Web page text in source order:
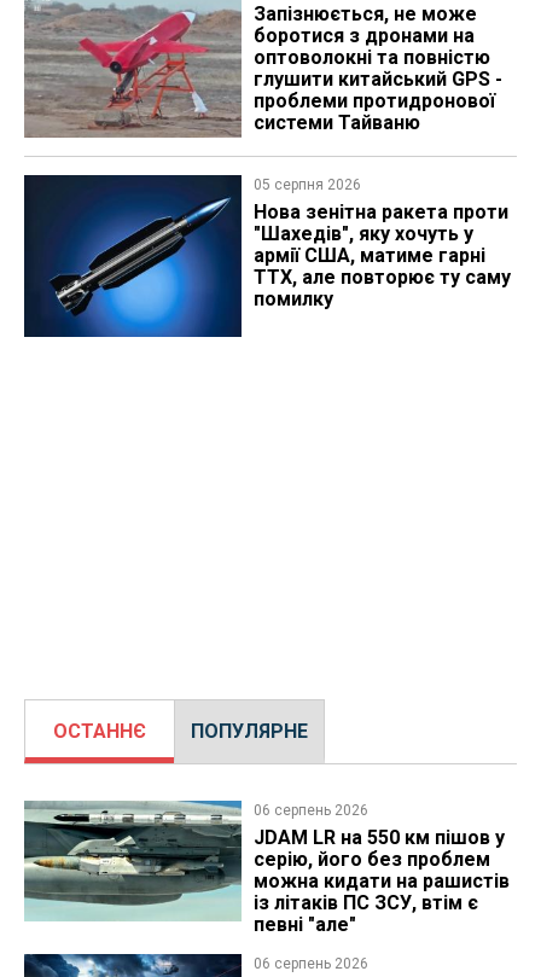
Запізнюється, не може
боротися з дронами на
оптоволокні та повністю
глушити китайський GPS -
проблеми протидронової
системи Тайваню
05 серпня 2026
Нова зенітна ракета проти
"Шахедів", яку хочуть у
армії США, матиме гарні
ТТХ, але повторює ту саму
помилку
ОСТАННЄ ПОПУЛЯРНЕ
06 серпень 2026
JDAM LR на 550 км пішов у
серію, його без проблем
можна кидати на рашистів
із літаків ПС ЗСУ, втім є
певні "але"
06 серпень 2026